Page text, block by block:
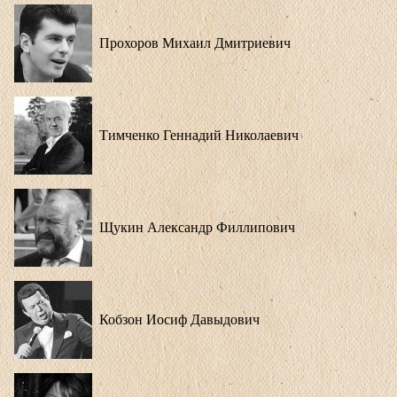
Прохоров Михаил Дмитриевич
Тимченко Геннадий Николаевич
Щукин Александр Филлипович
Кобзон Иосиф Давыдович